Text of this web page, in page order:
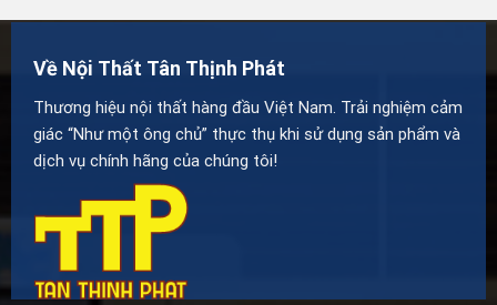
Về Nội Thất Tân Thịnh Phát
Thương hiệu nội thất hàng đầu Việt Nam. Trải nghiệm cảm
giác “Như một ông chủ” thực thụ khi sử dụng sản phẩm và
dịch vụ chính hãng của chúng tôi!